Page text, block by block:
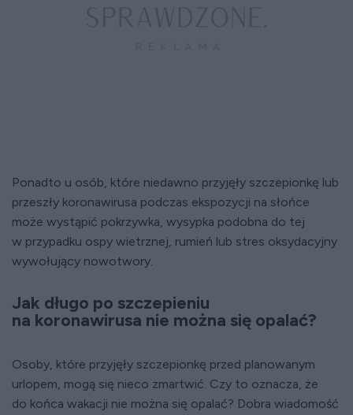
Ponadto u osób, które niedawno przyjęły szczepionkę lub
przeszły koronawirusa podczas ekspozycji na słońce
może wystąpić pokrzywka, wysypka podobna do tej
w przypadku ospy wietrznej, rumień lub stres oksydacyjny
wywołujący nowotwory.
Jak długo po szczepieniu
na koronawirusa nie można się opalać?
Osoby, które przyjęły szczepionkę przed planowanym
urlopem, mogą się nieco zmartwić. Czy to oznacza, że
do końca wakacji nie można się opalać? Dobra wiadomość